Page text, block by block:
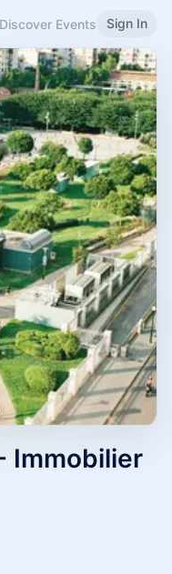
Discover Events Sign In
Immobilier